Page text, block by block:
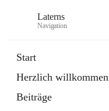
Laterns
Navigation
Start
Herzlich willkommen
Beiträge